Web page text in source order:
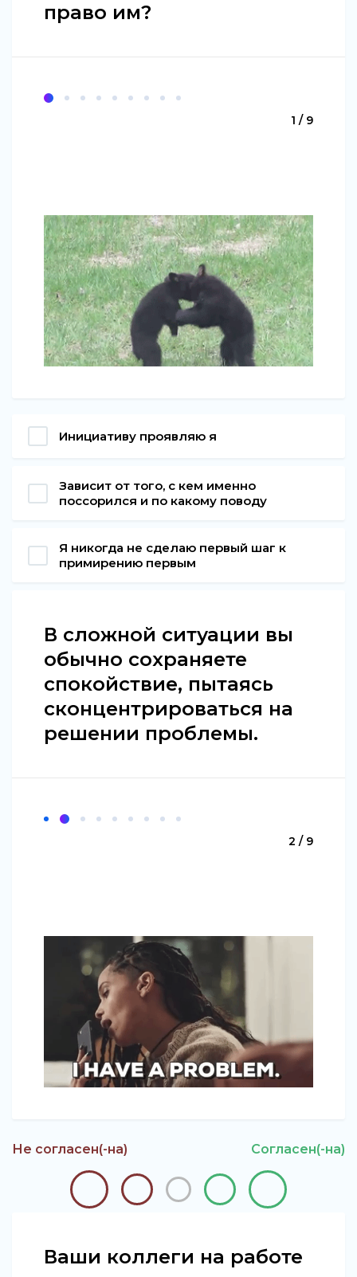
право им?
1 / 9
Инициативу проявляю я
Зависит от того, с кем именно
поссорился и по какому поводу
Я никогда не сделаю первый шаг к
примирению первым
В сложной ситуации вы
обычно сохраняете
спокойствие, пытаясь
сконцентрироваться на
решении проблемы.
2 / 9
Не согласен(-на) Согласен(-на)
Ваши коллеги на работе